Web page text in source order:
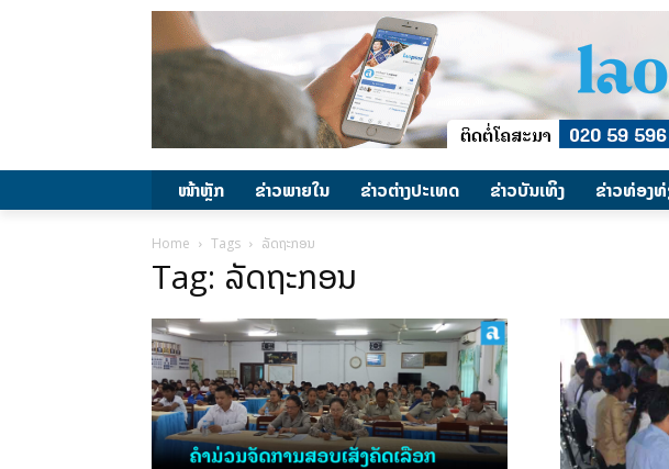
ໜ້າຫຼັກ ຂ່າວພາຍ​ໃນ ຂ່າວຕ່າງປະເທດ ​ຂ່າວບັນເທິງ ຂ່າວທ່ອງ
Home Tags ລັດຖະກອນ
Tag: ລັດຖະກອນ